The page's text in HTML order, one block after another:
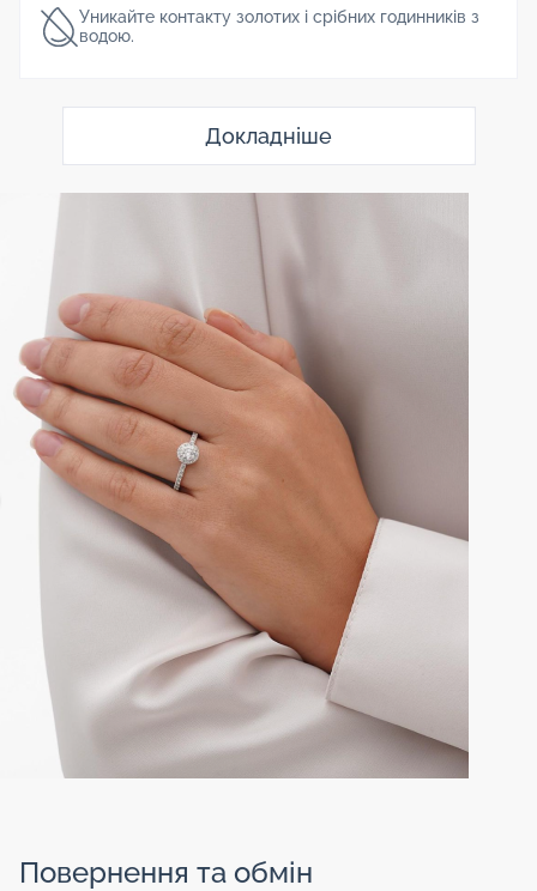
Уникайте контакту золотих і срібних годинників з
водою.
Докладніше
Повернення та обмін